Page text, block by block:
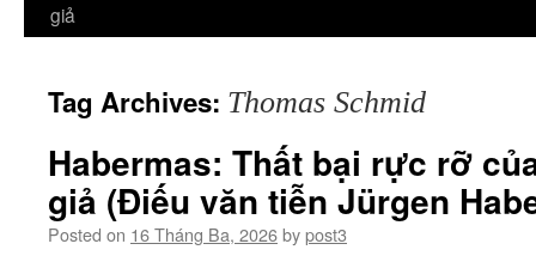
giả
Tag Archives: Thomas Schmid
Habermas: Thất bại rực rỡ
giả (Điếu văn tiễn Jürgen
Posted on 16 Tháng Ba, 2026bypost3